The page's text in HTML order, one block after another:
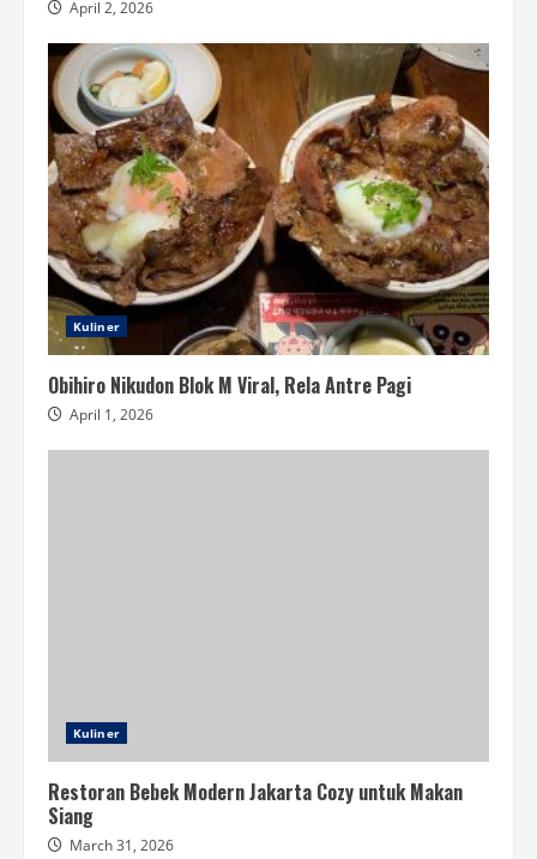
April 2, 2026
Kuliner
Obihiro Nikudon Blok M Viral, Rela Antre Pagi
April 1, 2026
Kuliner
Restoran Bebek Modern Jakarta Cozy untuk Makan
Siang
March 31, 2026